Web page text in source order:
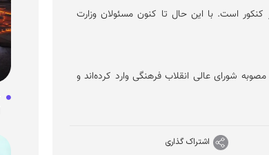
است. با این حال تا کنون مسئولان وزارت
شورای عالی انقلاب فرهنگی وارد کرده‌اند و
اشتراک گذاری